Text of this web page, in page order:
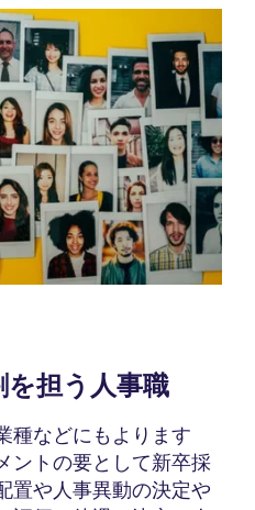
担う人事職
種などにもよります
ントの要として新卒採
置や人事異動の決定や